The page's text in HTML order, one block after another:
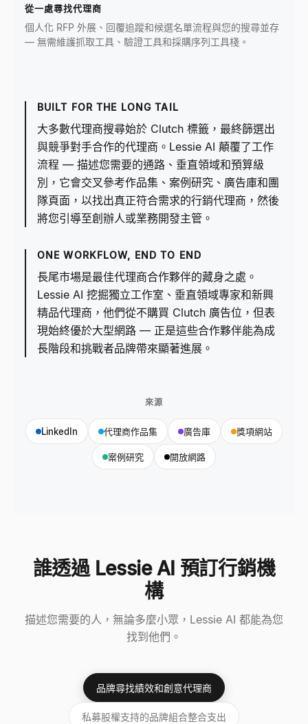
從一處尋找代理商
個人化 RFP 外展、回覆追蹤和候選名單流程與您的搜尋並存
— 無需維護抓取工具、驗證工具和採購序列工具棧。
BUILT FOR THE LONG TAIL
大多數代理商搜尋始於 Clutch 標籤，最終篩選出
與競爭對手合作的代理商。Lessie AI 顛覆了工作
流程 — 描述您需要的通路、垂直領域和預算級
別，它會交叉參考作品集、案例研究、廣告庫和團
隊頁面，以找出真正符合需求的行銷代理商，然後
將您引導至創辦人或業務開發主管。
ONE WORKFLOW, END TO END
長尾市場是最佳代理商合作夥伴的藏身之處。
Lessie AI 挖掘獨立工作室、垂直領域專家和新興
精品代理商，他們從不購買 Clutch 廣告位，但表
現始終優於大型網路 — 正是這些合作夥伴能為成
長階段和挑戰者品牌帶來顯著進展。
來源
LinkedIn 代理商作品集 廣告庫 獎項網站
案例研究 開放網路
誰透過 Lessie AI 預訂行銷機
構
描述您需要的人，無論多麼小眾，Lessie AI 都能為您
找到他們。
品牌尋找績效和創意代理商
私募股權支持的品牌組合整合支出